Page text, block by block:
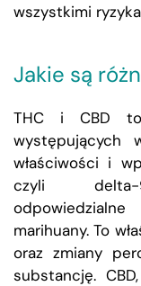
wszystkimi
Jakie są
THC i CBD to
występujących
właściwości i
czyli delta-
marihuany. To
oraz zmiany
substancję.